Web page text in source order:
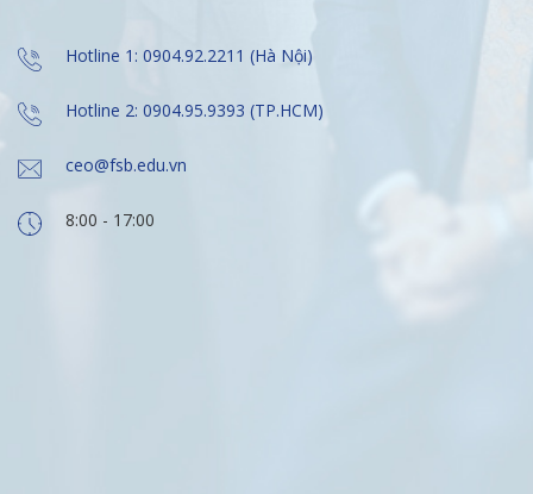
Hotline 1: 0904.92.2211 (Hà Nội)
Hotline 2: 0904.95.9393 (TP.HCM)
ceo@fsb.edu.vn
8:00 - 17:00